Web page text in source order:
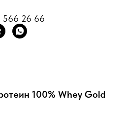
566 26 66
100% Whey Gold